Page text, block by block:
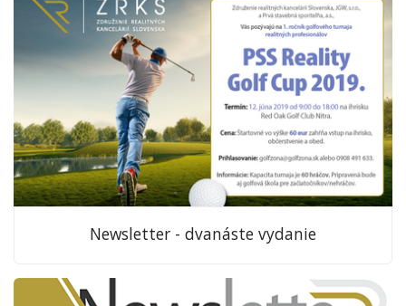
Newsletter - dvanáste vydanie